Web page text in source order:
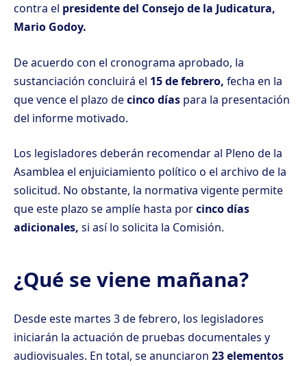
contra el presidente del Consejo de la Judicatura,
Mario Godoy.
De acuerdo con el cronograma aprobado, la
sustanciación concluirá el 15 de febrero, fecha en la
que vence el plazo decinco días para la presentación
del informe motivado.
Los legisladores deberán recomendar al Pleno de la
Asamblea el enjuiciamiento político o el archivo de la
solicitud. No obstante, la normativa vigente permite
que este plazo se amplíe hasta porcinco días
adicionales, si así lo solicita la Comisión.
¿Qué se viene mañana?
Desde este martes 3 de febrero, los legisladores
iniciarán la actuación de pruebas documentales y
audiovisuales. En total, se anunciaron 23 elementos